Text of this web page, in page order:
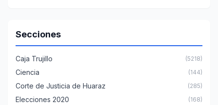
Secciones
Caja Trujillo (5218)
Ciencia (144)
Corte de Justicia de Huaraz (285)
Elecciones 2020 (168)